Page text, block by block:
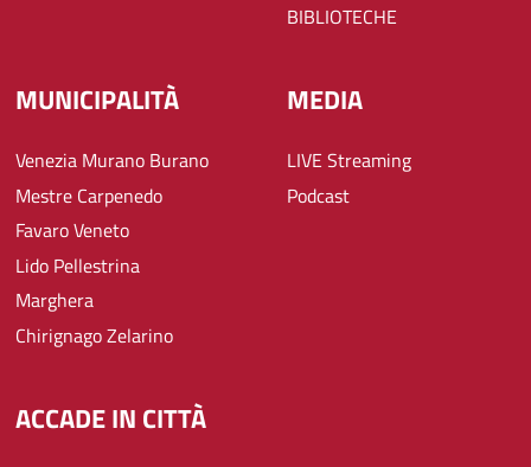
BIBLIOTECHE
MUNICIPALITÀ
Venezia Murano Burano
Mestre Carpenedo
Favaro Veneto
Lido Pellestrina
Marghera
Chirignago Zelarino
MEDIA
LIVE Streaming
Podcast
ACCADE IN CITTÀ